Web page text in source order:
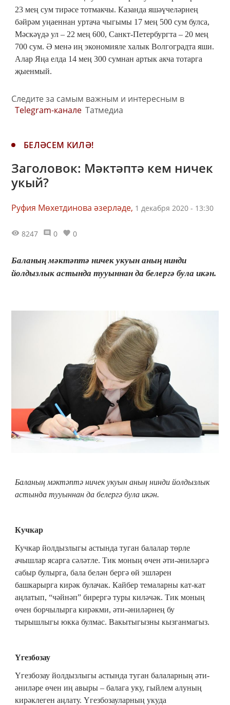
23 мең сум тирәсе тотмакчы. Казанда яшәүчеләрнең
бәйрәм уңаеннан уртача чыгымы 17 мең 500 сум булса,
Мәскәүдә ул – 22 мең 600, Санкт-Петербургта – 20 мең
700 сум. Ә менә иң экономияле халык Волгоградта яши.
Алар Яңа елда 14 мең 300 сумнан артык акча тотарга
җыенмый.
Следите за самым важным и интересным в
Telegram-канале Татмедиа
БЕЛӘСЕМ КИЛӘ!
Заголовок: Мәктәптә кем ничек
укый?
Руфия Мөхетдинова әзерләде, 1 декабря 2020 - 13:30
8247 0 0
Баланың мәктәптә ничек укуын аның нинди
йолдызлык астында тууыннан да белергә була икән.
Баланың мәктәптә ничек укуын аның нинди йолдызлык
астында тууыннан да белергә була икән.
Кучкар
Кучкар йолдызлыгы астында туган балалар төрле
ачышлар ясарга сәләтле. Тик моның өчен әти-әниләргә
сабыр булырга, бала белән бергә өй эшләрен
башкарырга кирәк булачак. Кайбер темаларны кат-кат
аңлатып, “чәйнәп” бирергә туры киләчәк. Тик моның
өчен борчылырга кирәкми, әти-әниләрнең бу
тырышлыгы юкка булмас. Вакытыгызны кызганмагыз.
Үгезбозау
Үгезбозау йолдызлыгы астында туган балаларның әти-
әниләре өчен иң авыры – балага уку, гыйлем алуның
кирәклеген аңлату. Үгезбозауларның укуда